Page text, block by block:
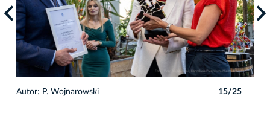
Autor: P. Wojnarowski 15/25